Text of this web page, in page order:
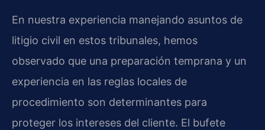
En nuestra experiencia manejando asuntos de
litigio civil en estos tribunales, hemos
observado que una preparación temprana y un
experiencia en las reglas locales de
procedimiento son determinantes para
proteger los intereses del cliente. El bufete